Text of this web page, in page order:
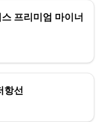
프리미엄 마이너
항선